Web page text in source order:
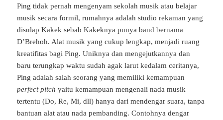
Ping tidak pernah mengenyam sekolah musik atau belajar
musik secara formil, rumahnya adalah studio rekaman yang
disulap Kakek sebab Kakeknya punya band bernama
D’Brehoh. Alat musik yang cukup lengkap, menjadi ruang
kreatifitas bagi Ping. Uniknya dan mengejutkannya dan
baru terungkap waktu sudah agak larut kedalam ceritanya,
Ping adalah salah seorang yang memiliki kemampuan
perfect pitch yaitu kemampuan mengenali nada musik
tertentu (Do, Re, Mi, dll) hanya dari mendengar suara, tanpa
bantuan alat atau nada pembanding. Contohnya dengar